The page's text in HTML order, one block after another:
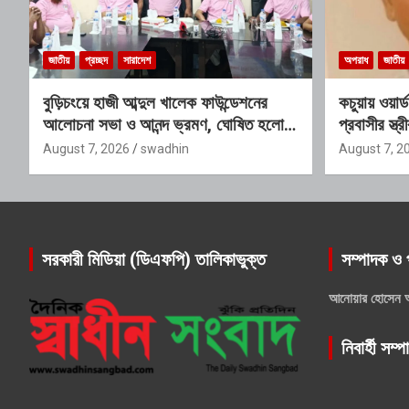
জাতীয় প্রচ্ছদ সারাদেশ
বুড়িচংয়ে হাজী আব্দুল খালেক ফাউন্ডেশনের
আলোচনা সভা ও আনন্দ ভ্রমণ, ঘোষিত হলো
নতুন কার্যনির্বাহী কমিটি
August 7, 2026 swadhin
অপরাধ জাতীয়
কচুয়ায়
প্রবাসীর
অডিও
August 7,
সরকারী মিডিয়া (ডিএফপি) তালিকাভুক্ত সম্পাদক ও
আনোয়ার হোসেন
নিবার্হী